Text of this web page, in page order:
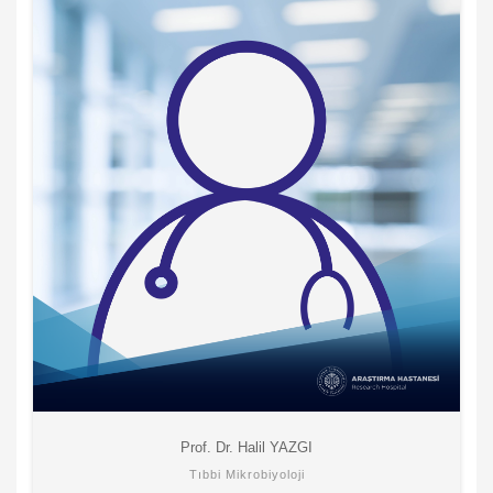
Prof. Dr. Halil YAZGI
Tıbbi Mikrobiyoloji